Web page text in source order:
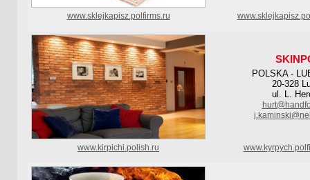
www.sklejkapisz.polfirms.ru
POLSKA -
20-328
ul. L.
www.kirpichi.polish.ru